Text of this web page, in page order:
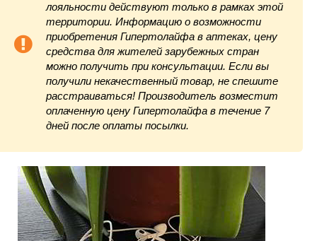
лояльности действуют только в рамках этой
территории. Информацию о возможности
приобретения Гипертолайфа в аптеках, цену
средства для жителей зарубежных стран
можно получить при консультации. Если вы
получили некачественный товар, не спешите
расстраиваться! Производитель возместит
оплаченную цену Гипертолайфа в течение 7
дней после оплаты посылки.